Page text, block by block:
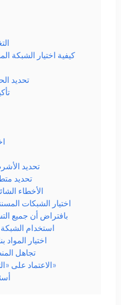
كيفية اختيار الشبكة
2. تحديد
3.
9. تحديد
10. تحديد
الأخطاء
اختيار الشبكات
بافتراض أن جميع
استخدام الشبكة
اختيار
تجاهل
الاعتماد على «التسننات» بدلاً من «التنظيف»